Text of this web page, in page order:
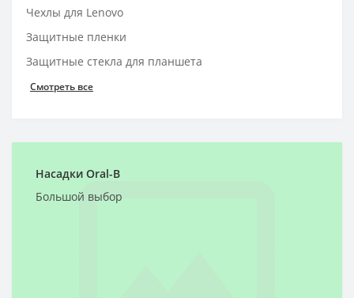
Чехлы для Lenovo
Защитные пленки
Защитные стекла для планшета
Смотреть все
Насадки Oral-B
Большой выбор